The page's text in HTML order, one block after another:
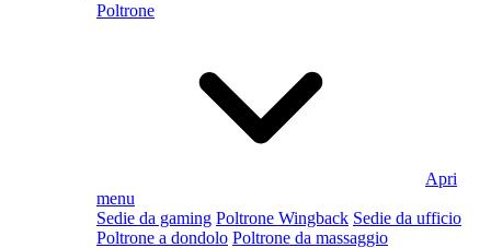
Poltrone
Apri
menu
Sedie da gaming Poltrone Wingback Sedie da ufficio
Poltrone a dondolo Poltrone da massaggio